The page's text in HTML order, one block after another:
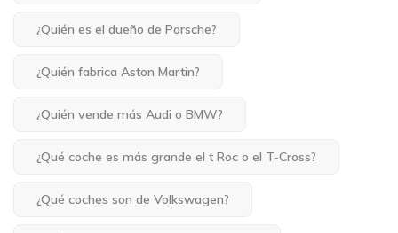
¿Quién es el dueño de Porsche?
¿Quién fabrica Aston Martin?
¿Quién vende más Audi o BMW?
¿Qué coche es más grande el t Roc o el T-Cross?
¿Qué coches son de Volkswagen?